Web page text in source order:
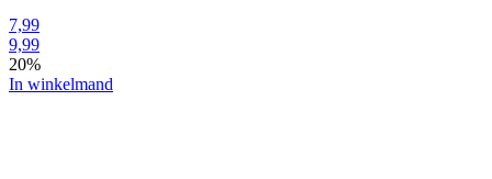
7,99
9,99
20%
In winkelmand